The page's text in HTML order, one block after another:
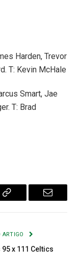
Harden, Trevor
T: Kevin McHale
Smart, Jae
T: Brad
Copiar
E-
ARTIGO
95 x 111 Celtics